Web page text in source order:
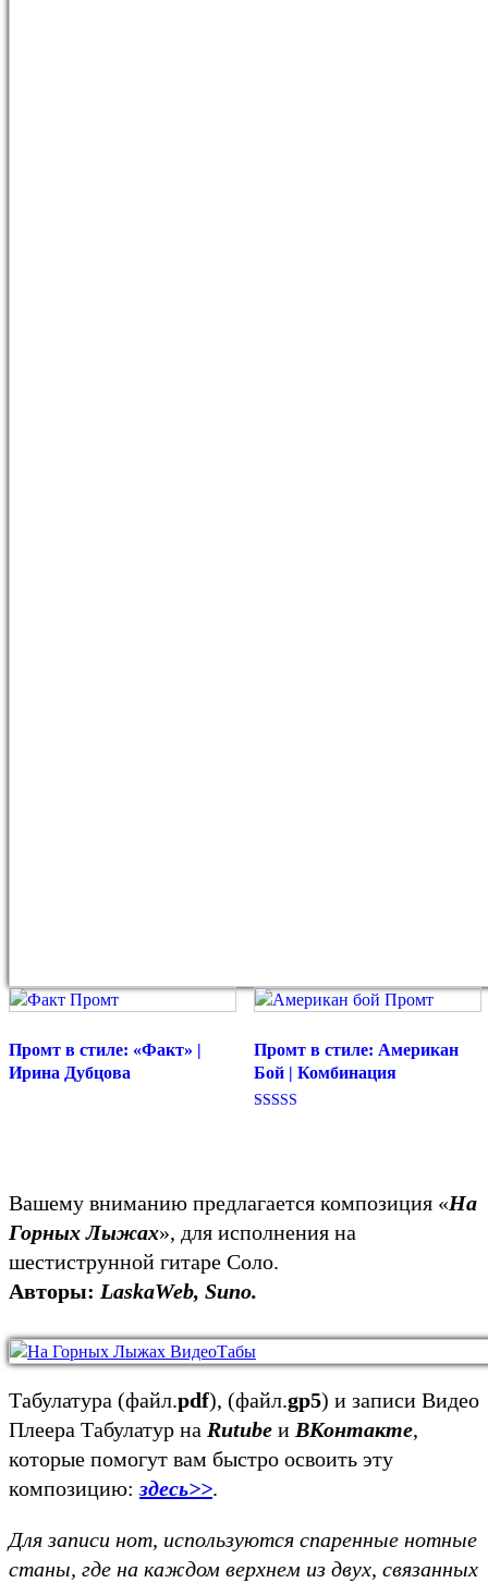
Промт в стиле: «Факт» |
Ирина Дубцова
Промт в стиле: Американ
Бой | Комбинация
Вашему вниманию предлагается композиция «На
Горных Лыжах», для исполнения на
шестиструнной гитаре Соло.
Авторы: LaskaWeb, Suno.
Табулатура (файл.pdf), (файл.gp5) и записи Видео
Плеера Табулатур на Rutube и ВКонтакте,
которые помогут вам быстро освоить эту
композицию:здесь>>.
Для записи нот, используются спаренные нотные
станы, где на каждом верхнем из двух, связанных